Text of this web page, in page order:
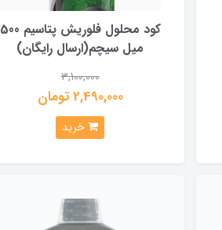
کود محلول فلوریش پتاسیم 500
میل سیچم(ارسال رایگان)
3,100,000
2,490,000 تومان
خرید